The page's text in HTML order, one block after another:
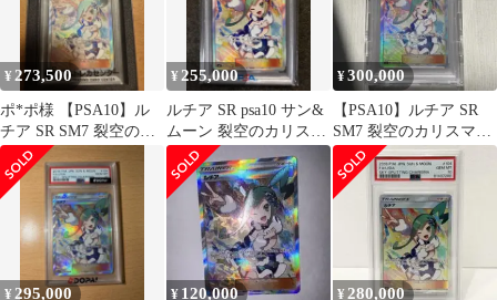
¥ 273,500
ポ*ポ様 【PSA10】ル
チア SR SM7 裂空のカ
リスマ 104/096
¥ 255,000
ルチア SR psa10 サン&
ムーン 裂空のカリスマ
104/096
¥300,000
【PSA10】ルチア SR
SM7 裂空のカリスマ
104/096
¥ 295,000 ¥ 120,000 ¥280,000